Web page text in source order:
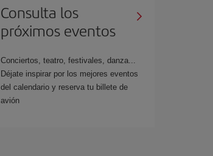
Consulta los
próximos eventos
Conciertos, teatro, festivales, danza...
Déjate inspirar por los mejores eventos
del calendario y reserva tu billete de
avión